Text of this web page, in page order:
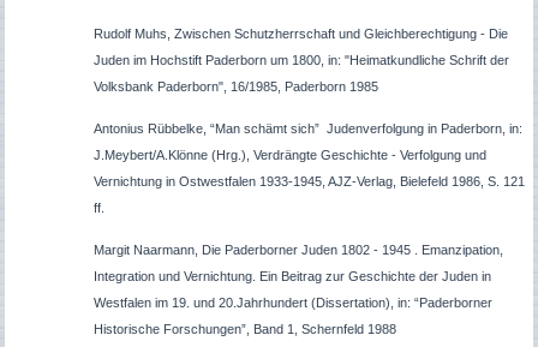
Rudolf Muhs, Zwischen Schutzherrschaft und Gleichberechtigung - Die
Juden im Hochstift Paderborn um 1800, in: "Heimatkundliche Schrift der
Volksbank Paderborn", 16/1985, Paderborn 1985
Antonius Rübbelke, “Man schämt sich” Judenverfolgung in Paderborn, in:
J.Meybert/A.Klönne (Hrg.), Verdrängte Geschichte - Verfolgung und
Vernichtung in Ostwestfalen 1933-1945, AJZ-Verlag, Bielefeld 1986, S. 121
ff.
Margit Naarmann, Die Paderborner Juden 1802 - 1945 . Emanzipation,
Integration und Vernichtung. Ein Beitrag zur Geschichte der Juden in
Westfalen im 19. und 20.Jahrhundert (Dissertation), in: “Paderborner
Historische Forschungen”, Band 1, Schernfeld 1988